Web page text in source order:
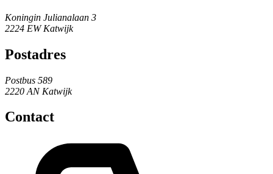
Koningin Julianalaan 3
2224 EW Katwijk
Postadres
Postbus 589
2220 AN Katwijk
Contact